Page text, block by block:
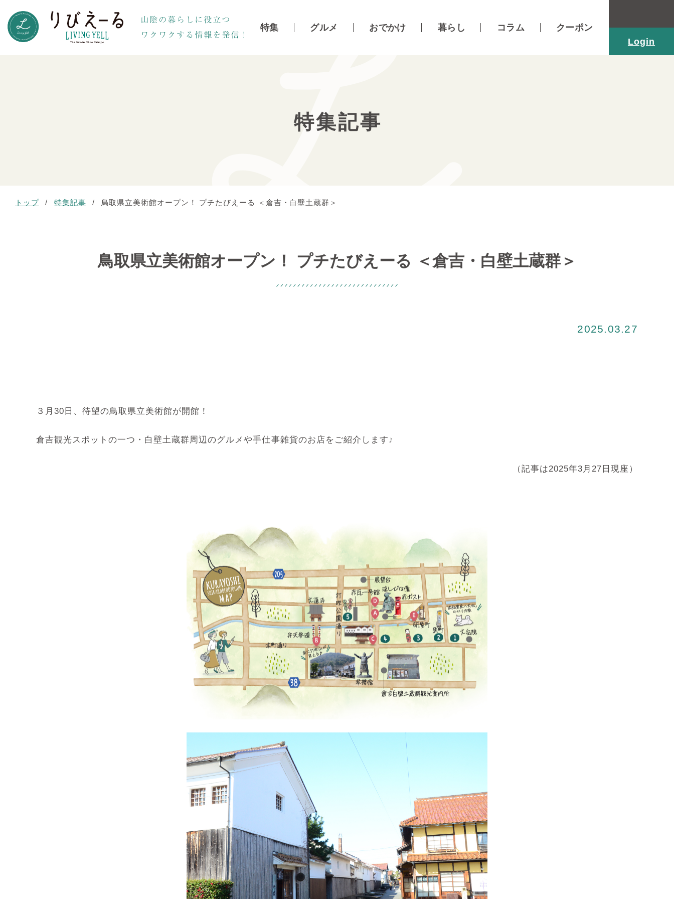
特集 グルメ おでかけ 暮らし コラム
クーポン
Login
特集記事
トップ / 特集記事 / 鳥取県立美術館オープン！ プチたびえーる ＜倉吉・白壁土蔵群＞
鳥取県立美術館オープン！ プチたびえーる ＜倉吉・白壁土蔵群＞
2025.03.27
３月30日、待望の鳥取県立美術館が開館！
倉吉観光スポットの一つ・白壁土蔵群周辺のグルメや手仕事雑貨のお店をご紹介します♪
（記事は2025年3月27日現座）